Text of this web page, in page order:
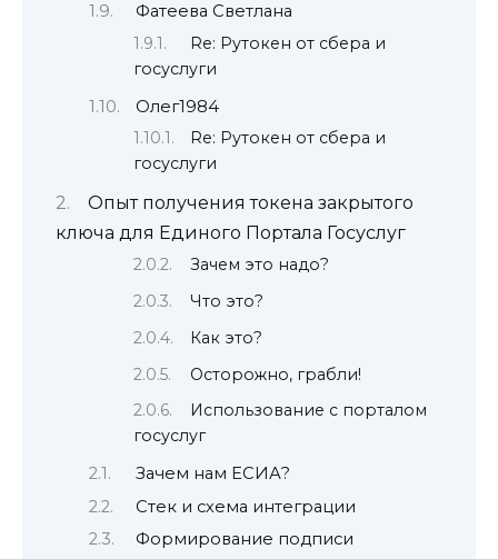
Фатеева Светлана
Re: Рутокен от сбера и
госуслуги
Олег1984
Re: Рутокен от сбера и
госуслуги
Опыт получения токена закрытого
ключа для Единого Портала Госуслуг
Зачем это надо?
Что это?
Как это?
Осторожно, грабли!
Использование с порталом
госуслуг
Зачем нам ЕСИА?
Стек и схема интеграции
Формирование подписи